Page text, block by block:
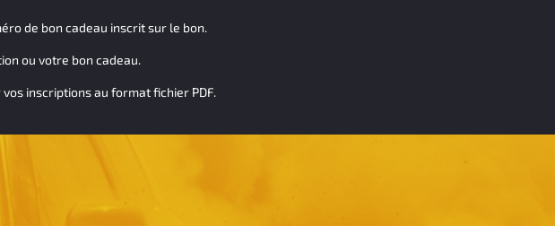
de bon cadeau inscrit sur le bon.
ou votre bon cadeau.
inscriptions au format fichier PDF.